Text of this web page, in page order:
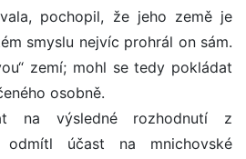
pochopil, že jeho země je
smyslu nejvíc prohrál on sám.
zemí; mohl se tedy pokládat
osobně.
na výsledné rozhodnutí z
odmítl účast na mnichovské